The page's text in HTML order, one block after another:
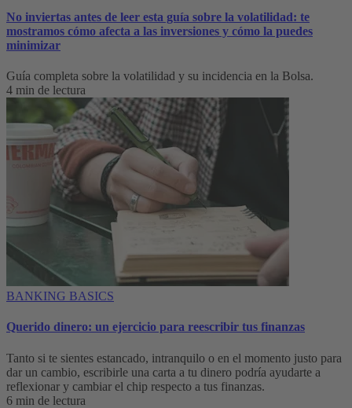
No inviertas antes de leer esta guía sobre la volatilidad: te
mostramos cómo afecta a las inversiones y cómo la puedes
minimizar
Guía completa sobre la volatilidad y su incidencia en la Bolsa.
4 min de lectura
BANKING BASICS
Querido dinero: un ejercicio para reescribir tus finanzas
Tanto si te sientes estancado, intranquilo o en el momento justo para
dar un cambio, escribirle una carta a tu dinero podría ayudarte a
reflexionar y cambiar el chip respecto a tus finanzas.
6 min de lectura